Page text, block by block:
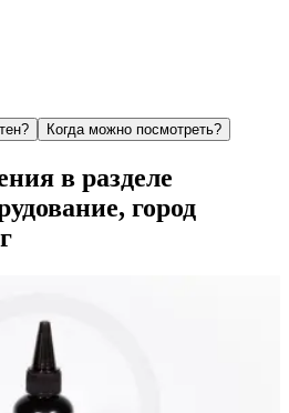
Когда можно посмотреть?
в разделе
город